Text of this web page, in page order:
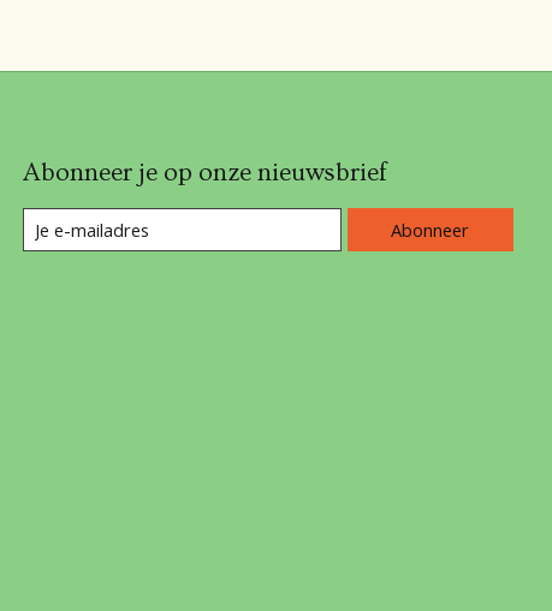
Abonneer je op onze nieuwsbrief
Abonneer